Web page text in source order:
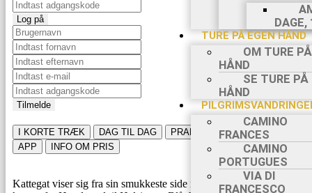
TURE PÅ EGEN HÅND
OM TURE
HÅND
SE TURE PÅ
HÅND
CAMINO
FRANCES
CAMINO
PORTUGUES
VIA DI
FRANCESCO
Log på
Tilmelde
I KORTE TRÆK DAG TIL DAG
PRAKTISKE DETALJER
APP
INFO OM PRIS
Kattegat viser sig fra sin smukkeste side når du vandrer langs